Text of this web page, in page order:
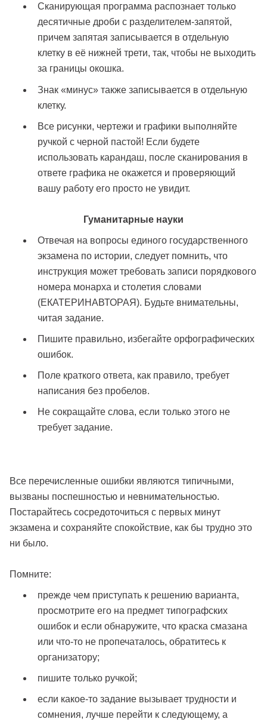
Сканирующая программа распознает только
десятичные дроби с разделителем-запятой,
причем запятая записывается в отдельную
клетку в её нижней трети, так, чтобы не выходить
за границы окошка.
Знак «минус» также записывается в отдельную
клетку.
Все рисунки, чертежи и графики выполняйте
ручкой с черной пастой! Если будете
использовать карандаш, после сканирования в
ответе графика не окажется и проверяющий
вашу работу его просто не увидит.
Гуманитарные науки
Отвечая на вопросы единого государственного
экзамена по истории, следует помнить, что
инструкция может требовать записи порядкового
номера монарха и столетия словами
(ЕКАТЕРИНАВТОРАЯ). Будьте внимательны,
читая задание.
Пишите правильно, избегайте орфографических
ошибок.
Поле краткого ответа, как правило, требует
написания без пробелов.
Не сокращайте слова, если только этого не
требует задание.
Все перечисленные ошибки являются типичными,
вызваны поспешностью и невнимательностью.
Постарайтесь сосредоточиться с первых минут
экзамена и сохраняйте спокойствие, как бы трудно это
ни было.
Помните:
прежде чем приступать к решению варианта,
просмотрите его на предмет типографских
ошибок и если обнаружите, что краска смазана
или что-то не пропечаталось, обратитесь к
организатору;
пишите только ручкой;
если какое-то задание вызывает трудности и
сомнения, лучше перейти к следующему, а